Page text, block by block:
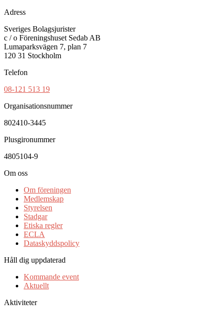
Adress
Sveriges Bolagsjurister
c / o Föreningshuset Sedab AB
Lumaparksvägen 7, plan 7
120 31 Stockholm
Telefon
08-121 513 19
Organisationsnummer
802410-3445
Plusgironummer
4805104-9
Om oss
Om föreningen
Medlemskap
Styrelsen
Stadgar
Etiska regler
ECLA
Dataskyddspolicy
Håll dig uppdaterad
Kommande event
Aktuellt
Aktiviteter